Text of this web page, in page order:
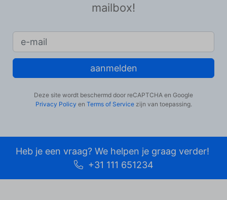
mailbox!
aanmelden
Deze site wordt beschermd door reCAPTCHA en Google
Privacy Policy en Terms of Servicezijn van toepassing.
Heb je een vraag? We helpen je graag verder!
+31 111 651234